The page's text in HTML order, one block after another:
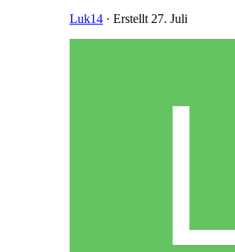
Luk14 · Erstellt 27. Juli